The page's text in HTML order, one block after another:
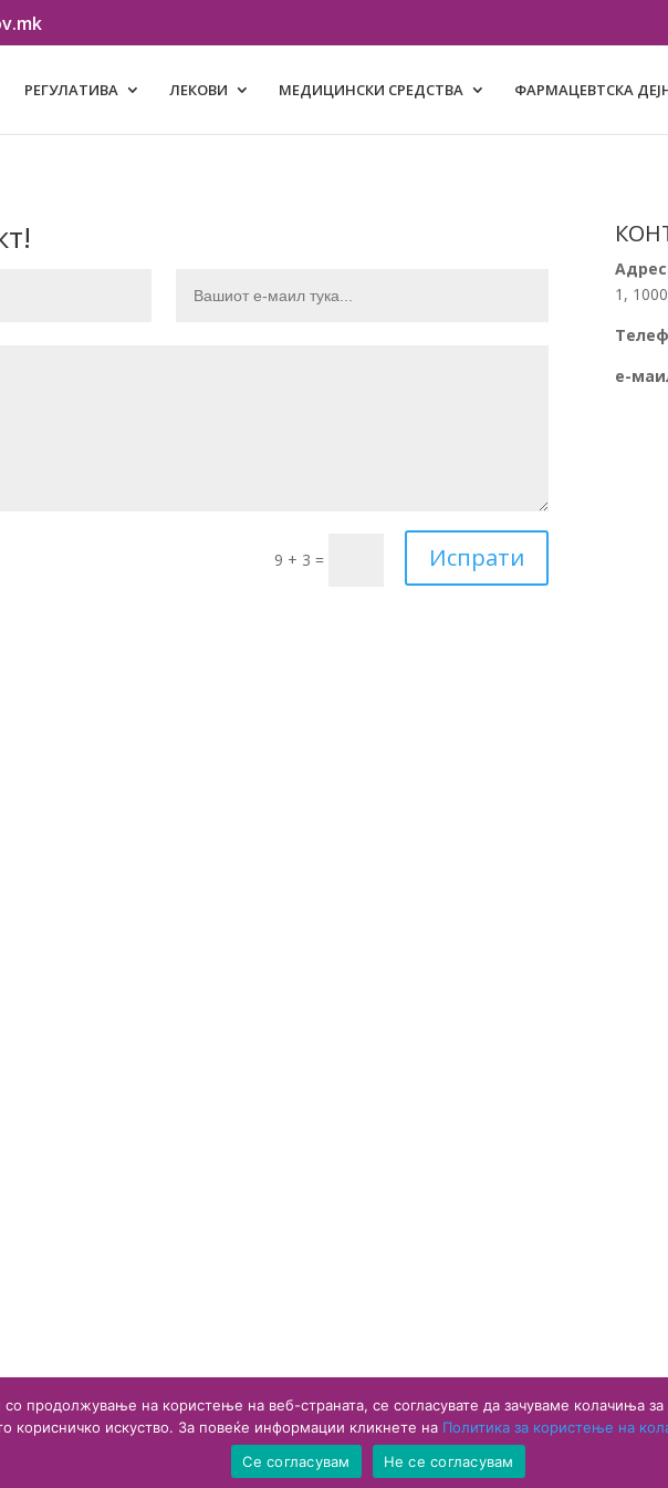
РЕГУЛАТИВА ЛЕКОВИ МЕДИЦИНСКИ СРЕДСТВА ФАРМАЦЕВТСКА
9 + 3 = Испрати
1,
е-
и медицински средства. Сите права се заштитени.
продолжување на користење на веб-страната, се согласувате да зачуваме колачиња
корисничко искуство. За повеќе информации кликнете на Политика за користење на
Се согласувам
Не се согласувам